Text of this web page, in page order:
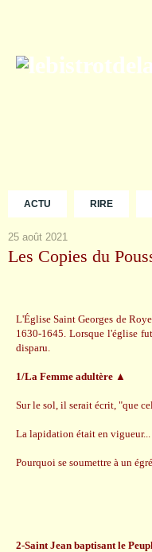
ACTU RIRE
25 août 2021
Les Copies du
L'Église Saint Georges de
1630-1645. Lorsque l'église
disparu.
1/La Femme adultère ▲
Sur le sol, il serait écrit, "que
La lapidation était en vigueur...
Pourquoi se soumettre à un
2-Saint Jean baptisant le